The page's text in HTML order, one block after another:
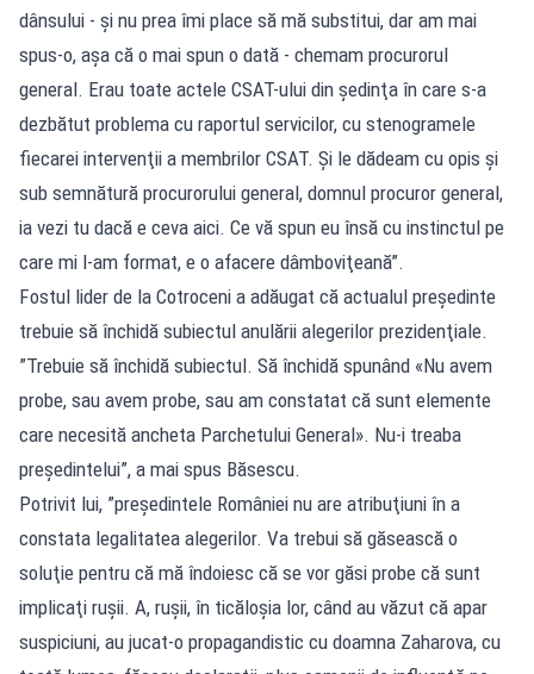
dânsului - şi nu prea îmi place să mă substitui, dar am mai
spus-o, aşa că o mai spun o dată - chemam procurorul
general. Erau toate actele CSAT-ului din şedinţa în care s-a
dezbătut problema cu raportul servicilor, cu stenogramele
fiecarei intervenţii a membrilor CSAT. Şi le dădeam cu opis şi
sub semnătură procurorului general, domnul procuror general,
ia vezi tu dacă e ceva aici. Ce vă spun eu însă cu instinctul pe
care mi l-am format, e o afacere dâmboviţeană”.
Fostul lider de la Cotroceni a adăugat că actualul preşedinte
trebuie să închidă subiectul anulării alegerilor prezidenţiale.
”Trebuie să închidă subiectul. Să închidă spunând «Nu avem
probe, sau avem probe, sau am constatat că sunt elemente
care necesită ancheta Parchetului General». Nu-i treaba
preşedintelui”, a mai spus Băsescu.
Potrivit lui, ”preşedintele României nu are atribuţiuni în a
constata legalitatea alegerilor. Va trebui să găsească o
soluţie pentru că mă îndoiesc că se vor găsi probe că sunt
implicaţi ruşii. A, ruşii, în ticăloşia lor, când au văzut că apar
suspiciuni, au jucat-o propagandistic cu doamna Zaharova, cu